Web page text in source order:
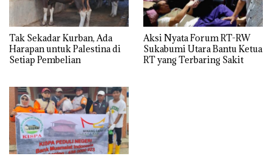
Tak Sekadar Kurban, Ada
Harapan untuk Palestina di
Setiap Pembelian
Aksi Nyata Forum RT-RW
Sukabumi Utara Bantu Ketua
RT yang Terbaring Sakit